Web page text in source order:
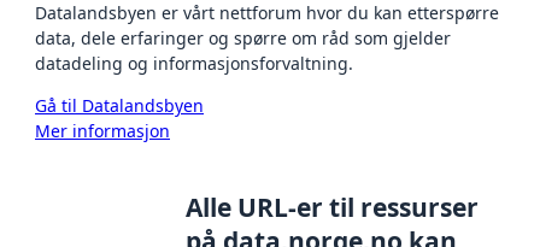
Datalandsbyen er vårt nettforum hvor du kan etterspørre
data, dele erfaringer og spørre om råd som gjelder
datadeling og informasjonsforvaltning.
Gå til Datalandsbyen
Mer informasjon
Alle URL-er til ressurser